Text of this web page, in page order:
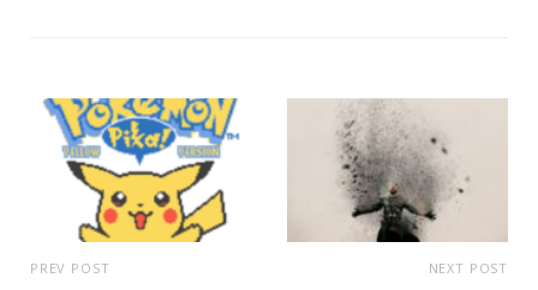
PREV POST NEXT POST